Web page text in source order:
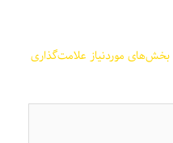
بخش‌های موردنیاز علامت‌گذاری